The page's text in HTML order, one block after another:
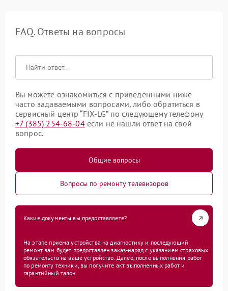
FAQ. Ответы на вопросы
Вы можете ознакомиться с приведенными ниже
часто задаваемыми вопросами, либо обратиться в
сервисный центр “FIX-LG” по следующему телефону
+7 (385) 254-68-04если не нашли ответ на свой
вопрос.
Общие вопросы
Вопросы по ремонту телевизоров
Какие документы вы предоставляете?
На этапе приема устройства на диагностику и последующий
ремонт вам будет предоставлен заказ-наряд с указанием страховых
обязательств на ваше устройство. Далее, после выполнения работ
по ремонту техники, вы получите акт выполненных работ и
гарантийный талон.